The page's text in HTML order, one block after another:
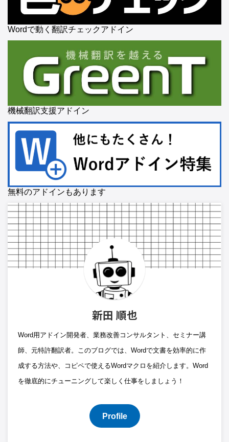
Wordで動く翻訳チェックアドイン
機械翻訳支援アドイン
無料のアドインもあります
新田 順也
Word用アドイン開発者、業務改善コンサルタント、セミナー講
師、元特許翻訳者。このブログでは、Wordで文書を効率的に作
成する方法や、コピペで使えるWordマクロを紹介します。Word
を徹底的にチューニングして楽しく仕事をしましょう！
Profile